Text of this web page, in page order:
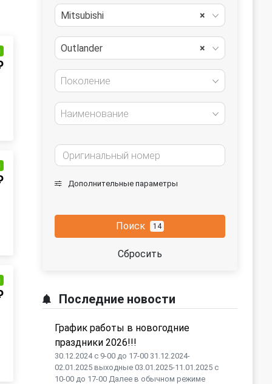
×
Mitsubishi
×
Outlander
Поколение
Наименование
Дополнительные параметры
Поиск 14
Сбросить
Последние новости
График работы в новогодние
праздники 2026!!!
30.12.2024 с 9-00 до 17-00 31.12.2024-
02.01.2025 выходные 03.01.2025-11.01.2025 с
10-00 до 17-00 Далее в обычном режиме